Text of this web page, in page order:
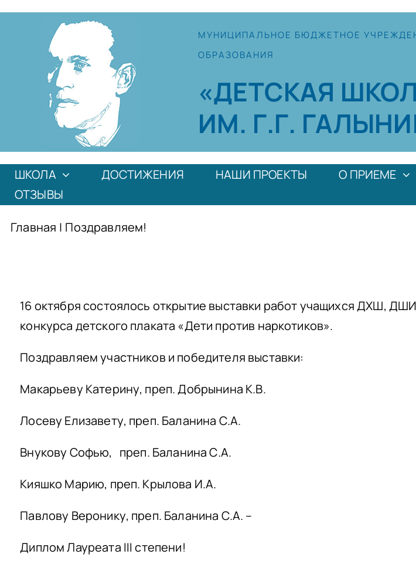
Skip
МУНИЦИПАЛЬНОЕ БЮДЖЕТНОЕ
ОБРАЗОВАНИЯ
«ДЕТСКАЯ
ИМ. Г.Г.
ШКОЛА ДОСТИЖЕНИЯ НАШИ ПРОЕКТЫ О ПРИЕМЕ
ОТЗЫВЫ
Главная | Поздравляем!
16 октября состоялось открытие выставки работ учащихся ДХШ,
конкурса детского плаката «Дети против наркотиков».
Поздравляем участников и победителя выставки:
Макарьеву Катерину, преп. Добрынина К.В.
Лосеву Елизавету, преп. Баланина С.А.
Внукову Софью, преп. Баланина С.А.
Кияшко Марию, преп. Крылова И.А.
Павлову Веронику, преп. Баланина С.А. –
Диплом Лауреата III степени!